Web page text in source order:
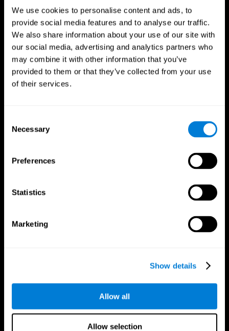
We use cookies to personalise content and ads, to
provide social media features and to analyse our traffic.
We also share information about your use of our site with
our social media, advertising and analytics partners who
may combine it with other information that you’ve
provided to them or that they’ve collected from your use
of their services.
Selection
Necessary
Preferences
Statistics
Marketing
Show details
Allow all
Allow selection